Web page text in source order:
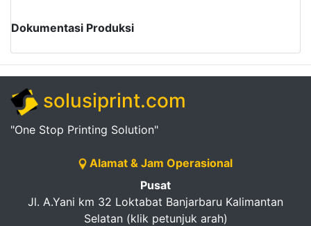
Dokumentasi Produksi
solusiprint.com
"One Stop Printing Solution"
Alamat & Jam Operasional
Pusat
Jl. A.Yani km 32 Loktabat Banjarbaru Kalimantan
Selatan (klik petunjuk arah)